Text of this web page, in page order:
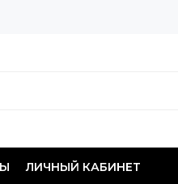
ЛИЧНЫЙ КАБИНЕТ